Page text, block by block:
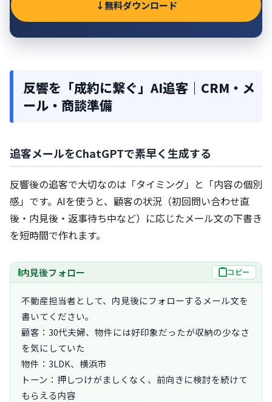
無料ダウンロード
反響を「成約に繋ぐ」AI追客｜CRM・メ
ール・商談準備
追客メールをChatGPTで素早く生成する
反響後の追客で大切なのは「タイミング」と「内容の個別
感」です。AIを使うと、顧客の状況（初回問い合わせ直
後・内見後・返事待ち中など）に応じたメール文の下書き
を短時間で作れます。
内見後フォロー コピー
不動産担当者として、内見後にフォローするメール文を
書いてください。
顧客：30代夫婦、物件には好印象だったが収納の少なさ
を気にしていた
物件：3LDK、横浜市
トーン：押しつけがましくなく、前向きに検討を続けて
もらえる内容